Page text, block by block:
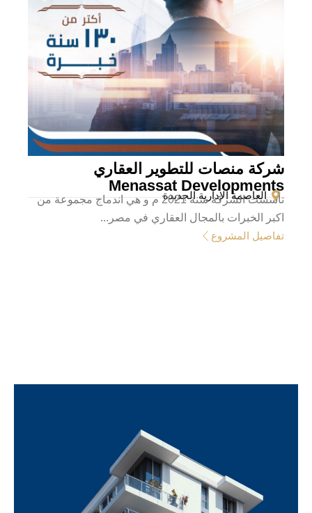
شركة منصات للتطوير العقاري
Menassat Developments
العاصمة الإدارية الجديدةتأسست الشركة سنة 2021 م و هي اندماج مجموعة من
اكبر الخبرات بالمجال العقاري في مصر...
تفاصيل المشروع